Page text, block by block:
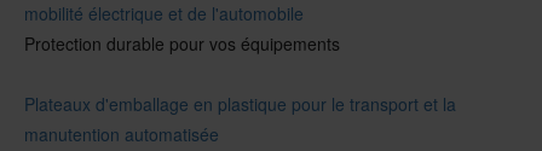
mobilité électrique et de l'automobile
Protection durable pour vos équipements
Plateaux d'emballage en plastique pour le transport et la
manutention automatisée